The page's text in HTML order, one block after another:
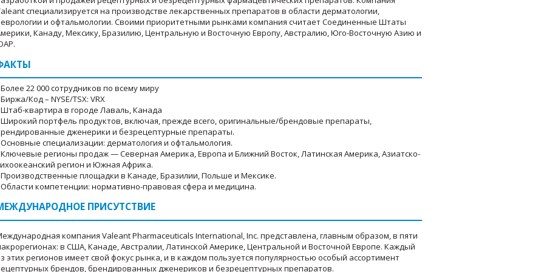
специализируется на производстве лекарственных препаратов в области дерматологии,
и офтальмологии. Своими приоритетными рынками компания считает Соединенные Штаты
Канаду, Мексику, Бразилию, Центральную и Восточную Европу, Австралию, Юго-Восточную Азию и
Более 22 000 сотрудников по всему миру
Биржа/Код – NYSE/TSX: VRX
Штаб-квартира в городе Лаваль, Канада
Широкий портфель продуктов, включая, прежде всего, оригинальные/брендовые препараты,
дженерики и безрецептурные препараты.
Основные специализации: дерматология и офтальмология.
Ключевые регионы продаж — Северная Америка, Европа и Ближний Восток, Латинская Америка, Азиатско-
регион и Южная Африка.
Производственные площадки в Канаде, Бразилии, Польше и Мексике.
Области компетенции: нормативно-правовая сфера и медицина.
ПРИСУТСТВИЕ
компания Valeant Pharmaceuticals International, Inc. представлена, главным образом, в пяти
в США, Канаде, Австралии, Латинской Америке, Центральной и Восточной Европе. Каждый
этих регионов имеет свой фокус рынка, и в каждом пользуется популярностью особый ассортимент
брендов, брендированных дженериков и безрецептурных препаратов.